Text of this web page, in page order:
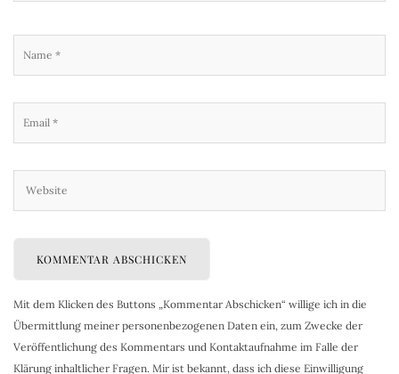
Mit dem Klicken des Buttons „Kommentar Abschicken“ willige ich in die
Übermittlung meiner personenbezogenen Daten ein, zum Zwecke der
Veröffentlichung des Kommentars und Kontaktaufnahme im Falle der
Klärung inhaltlicher Fragen. Mir ist bekannt, dass ich diese Einwilligung